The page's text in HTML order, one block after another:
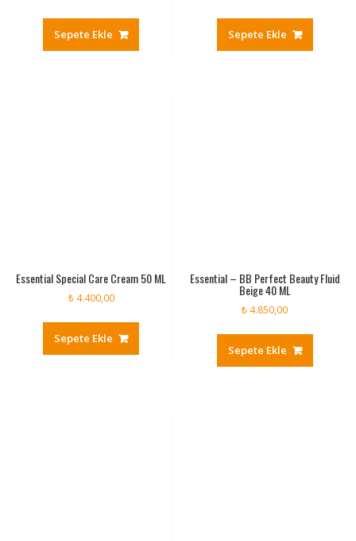
Sepete Ekle Sepete Ekle
Essential Special Care Cream 50 ML
₺4.400,00
Sepete Ekle
Essential – BB Perfect Beauty Fluid
Beige 40 ML
₺ 4.850,00
Sepete Ekle